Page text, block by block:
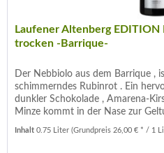
Laufener Altenberg
trocken -Barrique-
Der Nebbiolo aus dem Barrique ,
schimmerndes Rubinrot . Ein
dunkler Schokolade , Amarena-
Minze kommt in der Nase zur
Inhalt0.75 Liter(Grundpreis 26,00 € * / 1